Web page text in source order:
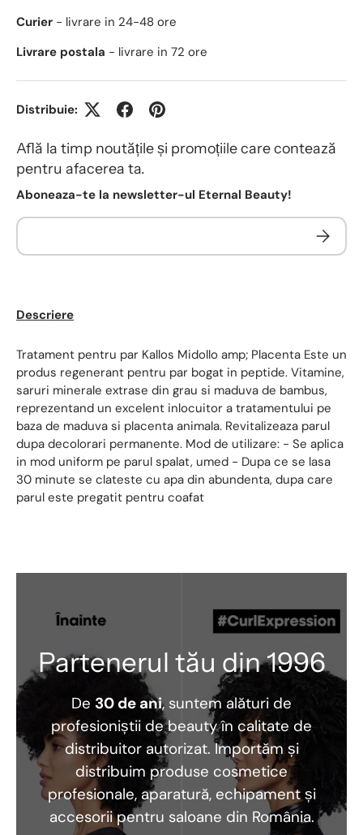
Curier - livrare in 24-48 ore
Livrare postala - livrare in 72 ore
Distribuie:
Află la timp noutățile și promoțiile care contează
pentru afacerea ta.
Aboneaza-te la newsletter-ul Eternal Beauty!
Descriere
Tratament pentru par Kallos Midollo amp; Placenta Este un
produs regenerant pentru par bogat in peptide. Vitamine,
saruri minerale extrase din grau si maduva de bambus,
reprezentand un excelent inlocuitor a tratamentului pe
baza de maduva si placenta animala. Revitalizeaza parul
dupa decolorari permanente. Mod de utilizare: - Se aplica
in mod uniform pe parul spalat, umed - Dupa ce se lasa
30 minute se clateste cu apa din abundenta, dupa care
parul este pregatit pentru coafat
Partenerul tău din 1996
De 30 de ani, suntem alături de
profesioniștii de beauty în calitate de
distribuitor autorizat. Importăm și
distribuim produse cosmetice
profesionale, aparatură, echipament și
accesorii pentru saloane din România.